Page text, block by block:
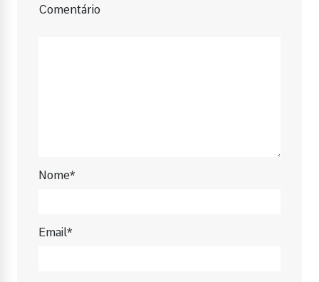
Comentário
Nome*
Email*